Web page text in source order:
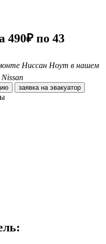
по 43
Ниссан Ноут в нашем
заявка на эвакуатор